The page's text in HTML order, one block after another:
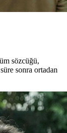
sözcüğü,
sonra ortadan